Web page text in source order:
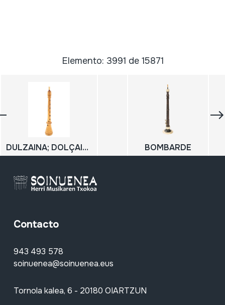
Elemento: 3991 de 15871
DULZAINA; DOLÇAINA BOMBARDE
Contacto
943 493 578
soinuenea@soinuenea.eus
Tornola kalea, 6 - 20180 OIARTZUN